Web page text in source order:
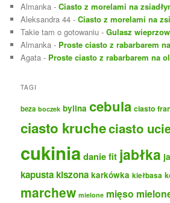
Almanka -Ciasto z morelami na
Aleksandra 44 -Ciasto z morelami na
Takie tam o gotowaniu -Gulasz
Almanka - Proste ciasto z rabarbarem
Agata - Proste ciasto z rabarbarem na
TAGI
beza boczek bylina cebula ciasto
ciasto krucheciasto
cukiniadanie fit jabłka
kapusta kiszona karkówka kiełbasa
marchew mielone mięso